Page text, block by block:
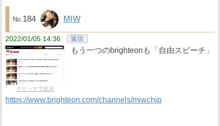
184 MIW
2022/01/05 14:36 返信
クリックで拡大
もう一つのbrighteonも「自由スピーチ」
https://www.brighteon.com/channels/miwchjp